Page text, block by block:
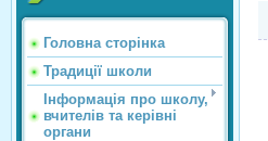
Головна сторінка
Традиції школи
Інформація про школу,
вчителів та керівні
органи